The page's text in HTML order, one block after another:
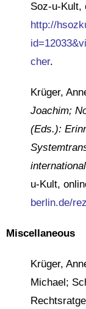
Soz-u-Kult,
http://
cher.
Krüger,
Joachim;
(Eds.):
u-Kult,
berlin.de/
Miscellaneous
Krüger,
Michael;